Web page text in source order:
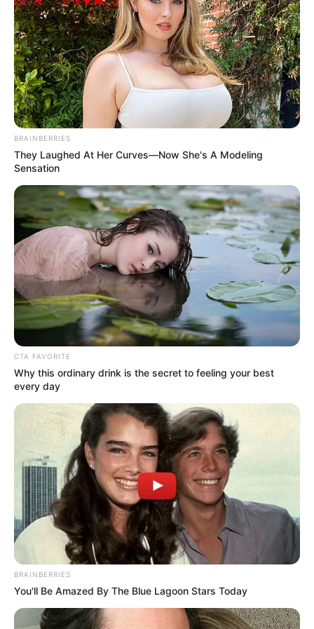
Costure o feltro atrás da flor.
Pronto, aqui está sua flor de tecido finalizada
para decorar suas roupas e das suas clientes.
passo a passoe o tutorial da
Flor de Tecido com
BRAINBERRIES
They Laughed At Her Curves—Now She's A Modeling
Sensation
CTA FAVORITE
Why this ordinary drink is the secret to feeling your best
every day
BRAINBERRIES
You'll Be Amazed By The Blue Lagoon Stars Today